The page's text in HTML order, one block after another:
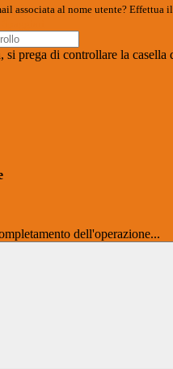
associata al nome utente? Effettua
si prega di controllare la casella
dell'operazione...